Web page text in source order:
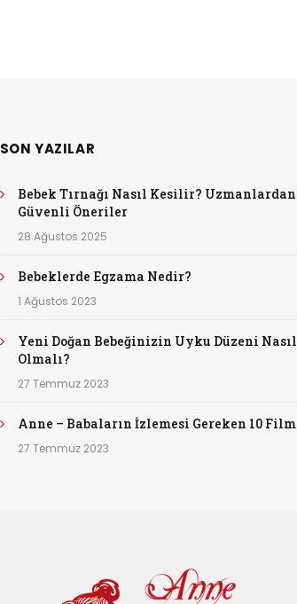
SON YAZILAR
Bebek Tırnağı Nasıl Kesilir? Uzmanlardan
Güvenli Öneriler
28 Ağustos 2025
Bebeklerde Egzama Nedir?
1 Ağustos 2023
Yeni Doğan Bebeğinizin Uyku Düzeni Nasıl
Olmalı?
27 Temmuz 2023
Anne – Babaların İzlemesi Gereken 10 Film
27 Temmuz 2023